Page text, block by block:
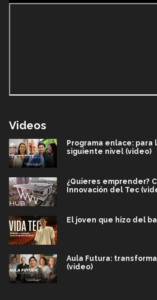
Videos
Programa enlace:
siguiente nivel (video)
¿Quieres emprender?
Innovación del Tec
El joven que hizo del
Aula Futura:
(video)